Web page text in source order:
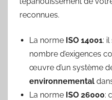
reconnues.
La norme ISO 14001: il
nombre d’exigences
œuvre d’un système
environnemental
La norme ISO 26000: